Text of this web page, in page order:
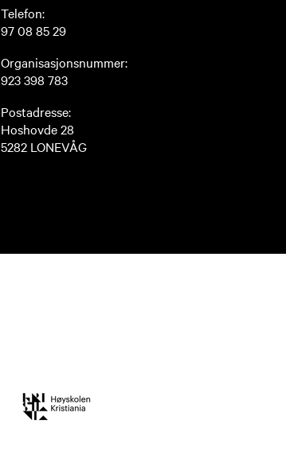
Telefon:
97 08 85 29
Organisasjonsnummer:
923 398 783
Postadresse:
Hoshovde 28
5282 LONEVÅG